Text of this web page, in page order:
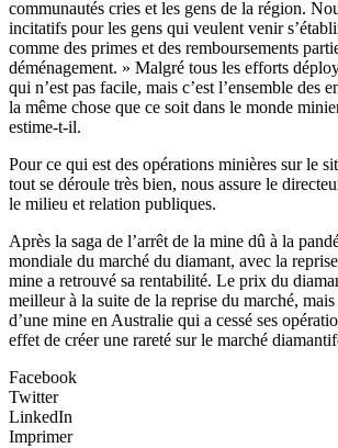
communautés cries et les gens de la région.
incitatifs pour les gens qui veulent venir
comme des primes et des remboursements
déménagement. » Malgré tous les efforts
qui n’est pas facile, mais c’est l’ensemble des
la même chose que ce soit dans le monde
estime-t-il.
Pour ce qui est des opérations minières sur le
tout se déroule très bien, nous assure le
le milieu et relation publiques.
Après la saga de l’arrêt de la mine dû à la
mondiale du marché du diamant, avec la
mine a retrouvé sa rentabilité. Le prix du
meilleur à la suite de la reprise du marché,
d’une mine en Australie qui a cessé ses
effet de créer une rareté sur le marché
Facebook
Twitter
LinkedIn
Imprimer